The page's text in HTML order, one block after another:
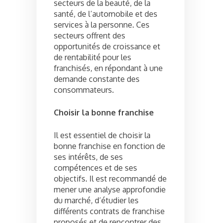
secteurs de la beauté, de la
santé, de l’automobile et des
services à la personne. Ces
secteurs offrent des
opportunités de croissance et
de rentabilité pour les
franchisés, en répondant à une
demande constante des
consommateurs.
Choisir la bonne franchise
Il est essentiel de choisir la
bonne franchise en fonction de
ses intérêts, de ses
compétences et de ses
objectifs. Il est recommandé de
mener une analyse approfondie
du marché, d’étudier les
différents contrats de franchise